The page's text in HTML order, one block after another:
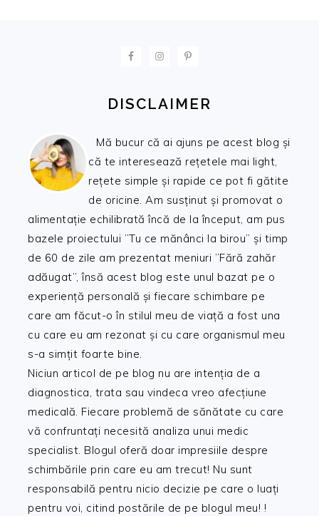
DISCLAIMER
Mă bucur că ai ajuns pe acest blog și
că te interesează rețetele mai light,
rețete simple și rapide ce pot fi gătite
de oricine. Am susținut și promovat o
alimentație echilibrată încă de la început, am pus
bazele proiectului ”Tu ce mănânci la birou” și timp
de 60 de zile am prezentat meniuri ”Fără zahăr
adăugat”, însă acest blog este unul bazat pe o
experiență personală și fiecare schimbare pe
care am făcut-o în stilul meu de viață a fost una
cu care eu am rezonat și cu care organismul meu
s-a simțit foarte bine.
Niciun articol de pe blog nu are intenția de a
diagnostica, trata sau vindeca vreo afecțiune
medicală. Fiecare problemă de sănătate cu care
vă confruntați necesită analiza unui medic
specialist. Blogul oferă doar impresiile despre
schimbările prin care eu am trecut! Nu sunt
responsabilă pentru nicio decizie pe care o luați
pentru voi, citind postările de pe blogul meu! !